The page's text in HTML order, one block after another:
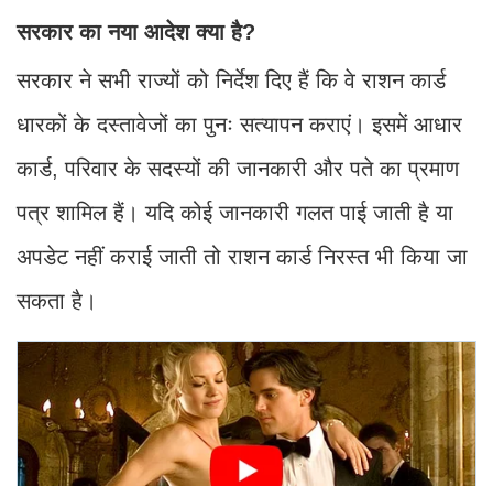
सरकार का नया आदेश क्या है?
सरकार ने सभी राज्यों को निर्देश दिए हैं कि वे राशन कार्ड
धारकों के दस्तावेजों का पुनः सत्यापन कराएं। इसमें आधार
कार्ड, परिवार के सदस्यों की जानकारी और पते का प्रमाण
पत्र शामिल हैं। यदि कोई जानकारी गलत पाई जाती है या
अपडेट नहीं कराई जाती तो राशन कार्ड निरस्त भी किया जा
सकता है।